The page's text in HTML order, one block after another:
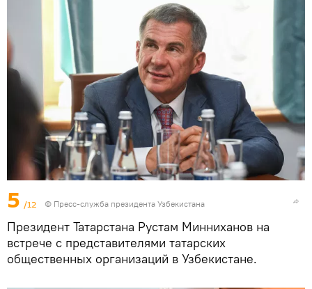
5 /12 © Пресс-служба президента Узбекистана
Президент Татарстана Рустам Минниханов на
встрече с представителями татарских
общественных организаций в Узбекистане.